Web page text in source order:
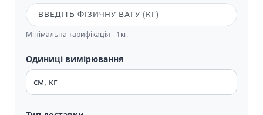
Мінімальна тарифікація - 1кг.
Одиниці вимірювання